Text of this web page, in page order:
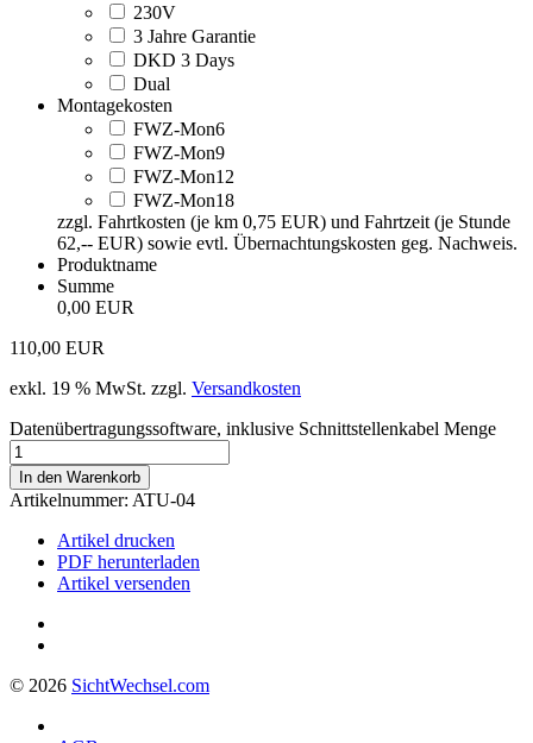
230V
3 Jahre Garantie
DKD 3 Days
Dual
Montagekosten
FWZ-Mon6
FWZ-Mon9
FWZ-Mon12
FWZ-Mon18
zzgl. Fahrtkosten (je km 0,75 EUR) und Fahrtzeit (je Stunde
62,-- EUR) sowie evtl. Übernachtungskosten geg. Nachweis.
Produktname
Summe
0,00 EUR
110,00 EUR
exkl. 19 % MwSt. zzgl. Versandkosten
Datenübertragungssoftware, inklusive Schnittstellenkabel Menge
In den Warenkorb
Artikelnummer: ATU-04
Artikel drucken
PDF herunterladen
Artikel versenden
© 2026 SichtWechsel.com